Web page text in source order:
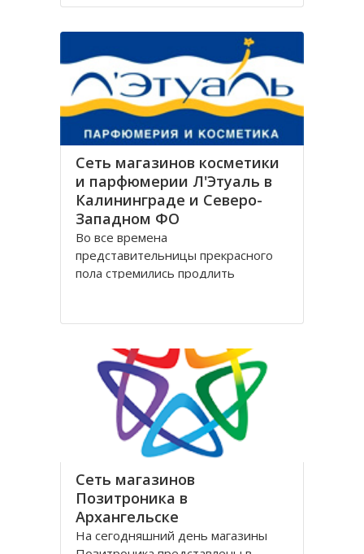
только с лучшей стороны.
широко разветвлённую сеть
филиалов, которая охватывает
Сеть магазинов косметики
и парфюмерии Л'Этуаль в
Калининграде и Северо-
Западном ФО
Во все времена
представительницы прекрасного
пола стремились продлить
Женщины прилагали массу усилий
для достижения цели. Но это уже в
прошлом! Сегодня, благодаря
колоссальным достижениям в
области косметологии, ухаживать
за лицом и телом стало
Сеть магазинов
Позитроника в
Архангельске
На сегодняшний день магазины